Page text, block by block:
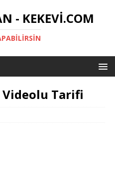
- KEKEVI.COM
Tarifi